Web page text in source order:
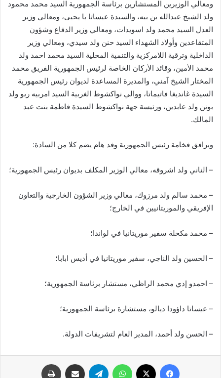
ومعالي الوزيرين المستشارين برئاسة الجمهورية السيد محمد محمود
ولد الشيخ عبدالله بن بيه، والسيدة عيساتا با يحيى، ومعالي وزير
العدل السيد محمد ولد اسويدات، ومعالي وزير الدفاع وشؤون
المتقاعدين وأولاد الشهداء السيد حنن ولد سيدي، ومعالي وزير
الداخلية وترقية اللامركزية والتنمية المحلية السيد محمد احمد ولد
محمد الأمين، وقائد الأركان الخاصة لرئيس الجمهورية الفريق محمد
المختار الشيخ آمني، والمديرة المساعدة لديوان رئيس الجمهورية
السيدة غانديغا فاتيماتا، ووالي نواكشوط الغربية السيد امربيه ربو ولد
بونن ولد عابدين، ورئيسة جهة نواكشوط السيدة فاطمة بنت عبد
المالك.
ويرافق فخامة رئيس الجمهورية وفد هام يضم كلا من السادة:
– الناني ولد اشروقه، معالي الوزير المكلف بديوان رئيس الجمهورية؛
– محمد سالم ولد مرزوك، معالي وزير الشؤون الخارجية والتعاون
الإفريقي والموريتانيين في الخارج؛
– محمد مكحلة سفير موريتانيا في لواندا؛
– الحسين ولد الناجي، سفير موريتانيا في أديس ابابا؛
– احمدو إدي محمد الراظي، مستشار برئاسة الجمهورية؛
– عيساتا داؤودا ديالو، مستشارة برئاسة الجمهورية؛
– الحسن ولد أحمد، المدير العام لتشريفات الدولة.
فيسبوك واتساب تيلقرام مشاركة عبر البريد